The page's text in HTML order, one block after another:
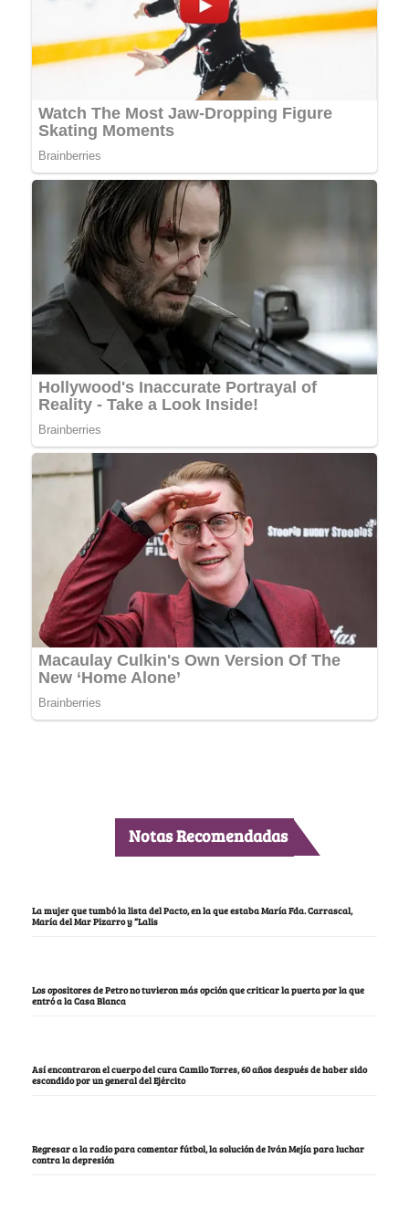
Notas Recomendadas
La mujer que tumbó la lista del Pacto, en la que estaba María Fda. Carrascal,
María del Mar Pizarro y “Lalis
Los opositores de Petro no tuvieron más opción que criticar la puerta por la que
entró a la Casa Blanca
Así encontraron el cuerpo del cura Camilo Torres, 60 años después de haber sido
escondido por un general del Ejército
Regresar a la radio para comentar fútbol, la solución de Iván Mejía para luchar
contra la depresión